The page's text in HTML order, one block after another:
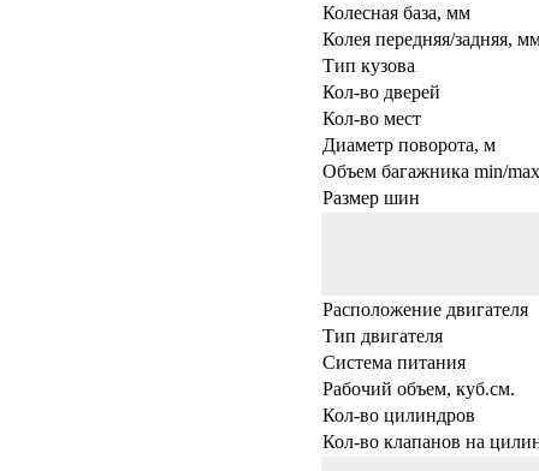
Колесная база, мм
Колея передняя/задняя,
Тип кузова
Кол-во дверей
Кол-во мест
Диаметр поворота, м
Объем багажника min/
Размер шин
Расположение двигателя
Тип двигателя
Система питания
Рабочий объем, куб.см.
Кол-во цилиндров
Кол-во клапанов на